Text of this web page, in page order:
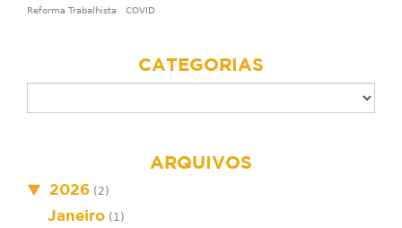
Reforma Trabalhista
COVID
CATEGORIAS
ARQUIVOS
2026 (2)
Janeiro (1)